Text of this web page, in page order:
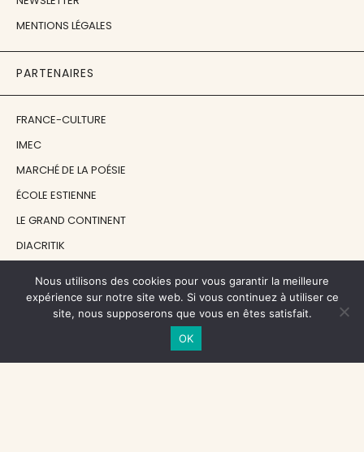
MENTIONS LÉGALES
PARTENAIRES
FRANCE-CULTURE
IMEC
MARCHÉ DE LA POÉSIE
ÉCOLE ESTIENNE
LE GRAND CONTINENT
DIACRITIK
NOS SOUTIENS
CENTRE NATIONAL DU LIVRE
Nous utilisons des cookies pour vous garantir la meilleure
expérience sur notre site web. Si vous continuez à utiliser ce
site, nous supposerons que vous en êtes satisfait.
OK